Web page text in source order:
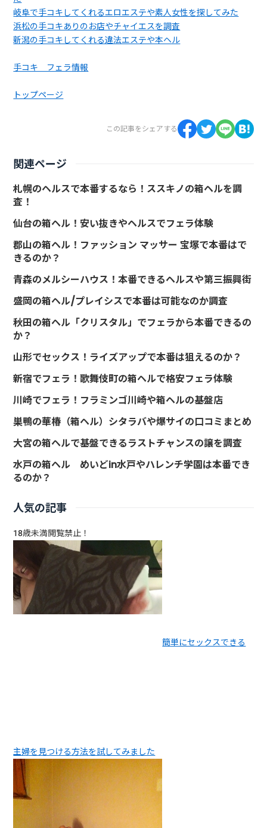
岐阜で手コキしてくれるエロエステや素人女性を探してみた
浜松の手コキありのお店やチャイエスを調査
新潟の手コキしてくれる違法エステや本ヘル
手コキ フェラ情報
トップページ
この記事をシェアする
関連ページ
札幌のヘルスで本番するなら！ススキノの箱ヘルを調
査！
仙台の箱ヘル！安い抜きやヘルスでフェラ体験
郡山の箱ヘル！ファッション マッサー 宝塚で本番はで
きるのか？
青森のメルシーハウス！本番できるヘルスや第三振興街
盛岡の箱ヘル/プレイシスで本番は可能なのか調査
秋田の箱ヘル「クリスタル」でフェラから本番できるの
か？
山形でセックス！ライズアップで本番は狙えるのか？
新宿でフェラ！歌舞伎町の箱ヘルで格安フェラ体験
川崎でフェラ！フラミンゴ川崎や箱ヘルの基盤店
巣鴨の華椿（箱ヘル）シタラバや爆サイの口コミまとめ
大宮の箱ヘルで基盤できるラストチャンスの譲を調査
水戸の箱ヘル めいどin水戸やハレンチ学園は本番でき
るのか？
人気の記事
18歳未満閲覧禁止！
簡単にセックスできる
主婦を見つける方法を試してみました